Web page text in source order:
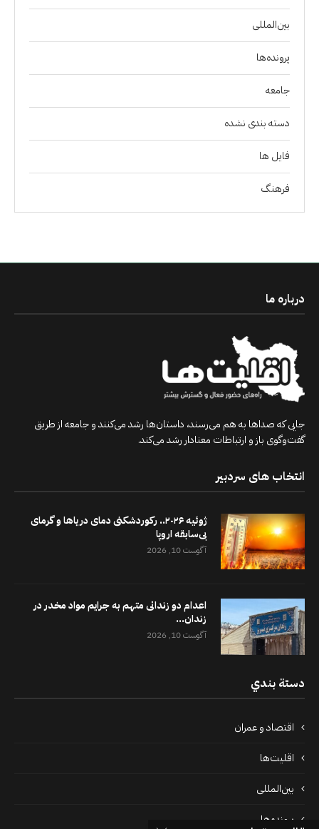
بین‌المللی
پرونده‌ها
جامعه
دسته بندی نشده
فايل ها
فرهنگ
درباره ما
جایی که صداها به هم می‌رسند، داستان‌ها رشد می‌کنند و جامعه از طریق
گفت‌وگوی باز و ارتباطات معنادار رشد می‌کند.
انتخاب های سردبیر
ژوئیه ۲۰۲۶.. رکوردشکنی دمای دریاها و گرمای
بی‌سابقه اروپا
آگوست 10, 2026
اعدام دو زندانی متهم به جرایم مواد مخدر در
زندان...
آگوست 10, 2026
دستة بندي
اقتصاد و عمران
اقلیت‌ها
بین‌المللی
پرونده‌ها